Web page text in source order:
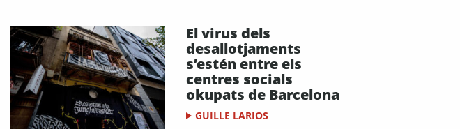
El virus dels
desallotjaments
s’estén entre els
centres socials
okupats de Barcelona
GUILLE LARIOS